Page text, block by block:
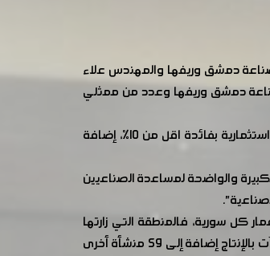
دمشق وريفها والمهندس علاء
دمشق وريفها وعدد من ممثلي
وتناول الاجتماع عدد من المشاكل العامة التي تواجه بعض الصناعيين نتيجة الاضرار التي لحقت بمنشآتهم الصناعية، أهمها، طلب منحهم قروض استثمارية بفائدة اقل من 10%، إضافة
والواضحة لمساعدة الصناعيين
كل سورية، فالمنطقة التي زارتها
الحكومة برئاسة السيد رئيس مجلس الوزراء منذ اقل من عام والتي كانت مدمرة بشكل كامل نتيجة الاعتداءات الارهابية ، الآن باشرت فيها 7 منشآت بالإنتاج إضافة إلى 59 منشأة أخرى